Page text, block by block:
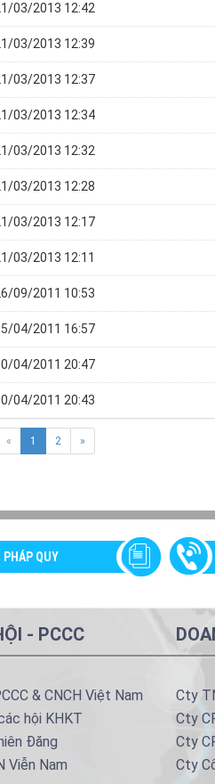
03/2013 12:42
03/2013 12:39
03/2013 12:37
03/2013 12:34
03/2013 12:32
03/2013 12:28
03/2013 12:17
03/2013 12:11
09/2011 10:53
04/2011 16:57
04/2011 20:47
04/2011 20:43
« 1 2 »
PHÁP QUY
- PCCC
& CNCH Việt Nam
hội KHKT
Đăng
Viễn Nam
Cty
Cty
Cty
Cty